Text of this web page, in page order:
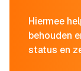
Hiermee
behouden
status en